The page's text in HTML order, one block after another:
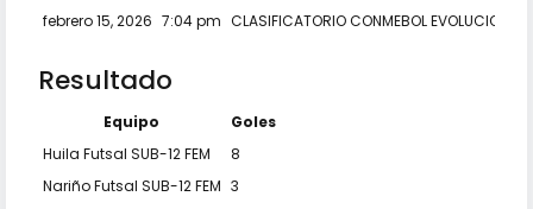
febrero 15, 2026 7:04 pm CLASIFICATORIO CONMEBOL EVOLUCION
Resultado
Equipo
Goles
Huila Futsal SUB-12 FEM
8
Nariño Futsal SUB-12 FEM 3